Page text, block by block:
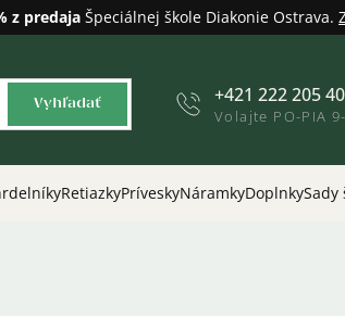
z predaja Špeciálnej škole Diakonie Ostrava.
Vyhľadať +421 222 205
Volajte PO-PIA
RetiazkyPríveskyNáramkyDoplnkySady